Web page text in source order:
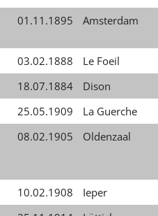
01.11.1895 Amsterdam
03.02.1888
Le Foeil
18.07.1884
Dison
25.05.1909
La Guerche
08.02.1905 Oldenzaal
10.02.1908
Ieper